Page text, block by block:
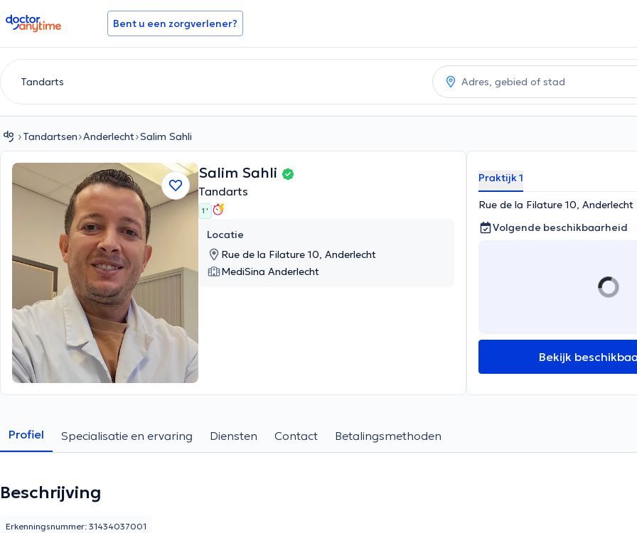
doctoranytime Bent u een zorgverlener?
Tandartsen Anderlecht Salim Sahli
Salim Sahli
Tandarts
1 '
Locatie
Rue de la Filature 10, Anderlecht
MediSina Anderlecht
Praktijk 1
Rue de la Filature 10, Anderlecht
Volgende beschikbaarheid
Bekijk
Profiel Specialisatie en ervaring Diensten Contact Betalingsmethoden
Beschrijving
Erkenningsnummer: 31434037001